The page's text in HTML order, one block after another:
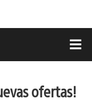
ofertas!